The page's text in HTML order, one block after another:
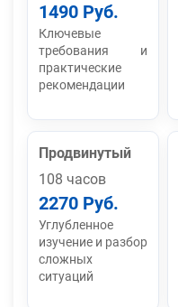
1490 Руб.
Ключевые
требования и
практические
рекомендации
Продвинутый
108 часов
2270 Руб.
Углубленное
изучение и разбор
сложных
ситуаций